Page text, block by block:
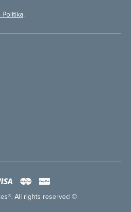
Politika.
All rights reserved ©